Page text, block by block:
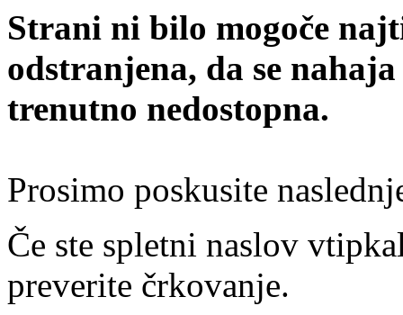
Strani ni bilo mogoče
odstranjena, da se
trenutno nedostopna.
Prosimo poskusite
Če ste spletni naslov
preverite črkovanje.